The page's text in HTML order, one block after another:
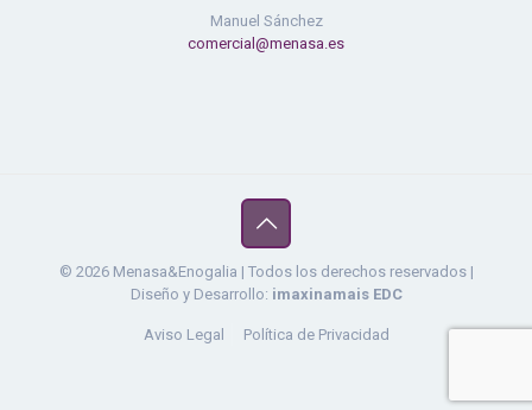
Manuel Sánchez
comercial@menasa.es
© 2026 Menasa&Enogalia | Todos los derechos reservados |
Diseño y Desarrollo: imaxinamais EDC
Aviso Legal Política de Privacidad